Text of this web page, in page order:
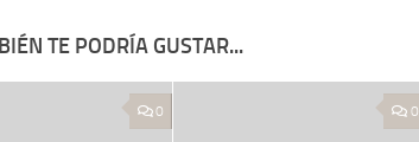
TE PODRÍA GUSTAR...
0 0